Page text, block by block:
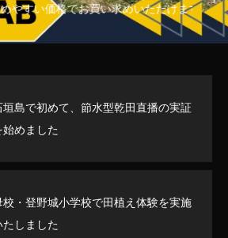
格でお買い求めいただけます。
石
垣島で初めて、節水型乾田直播の実証
始めました
校・登野城小学校で田植え体験を実施
たしました